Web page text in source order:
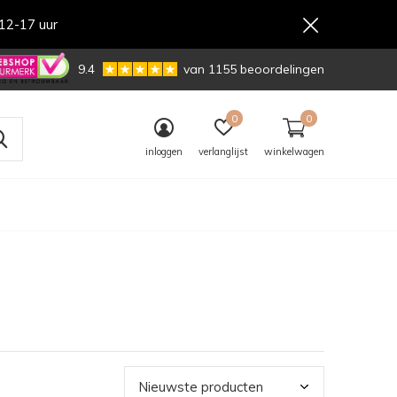
inloggen verlanglijst
0
winkelwagen
0
9.4 van 1155 beoordelingen
17 uur